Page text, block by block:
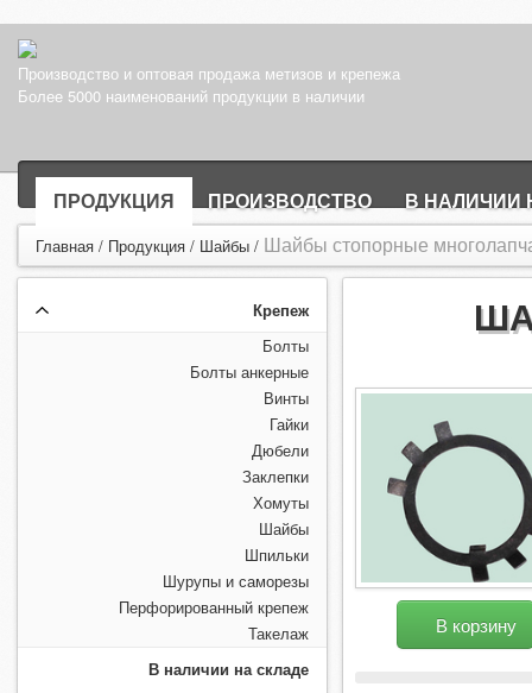
Производство и оптовая продажа метизов и крепежа
Более 5000 наименований продукции в наличии
ПРОДУКЦИЯ ПРОИЗВОДСТВО В НАЛИЧИИ
Главная / Продукция / Шайбы / Шайбы стопорные
Крепеж
Болты
Болты анкерные
Винты
Гайки
Дюбели
Заклепки
Хомуты
Шайбы
Шпильки
Шурупы и саморезы
Перфорированный крепеж
Такелаж
В наличии на складе
В корзину